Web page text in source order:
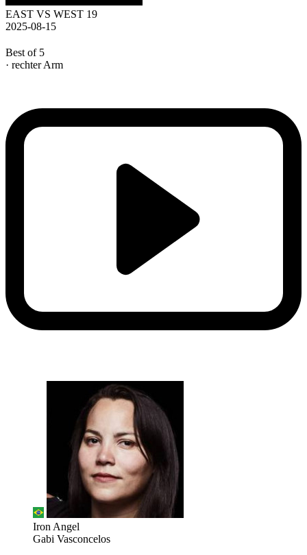
EAST VS WEST 19
2025-08-15
Best of 5
· rechter Arm
Iron Angel
Gabi Vasconcelos